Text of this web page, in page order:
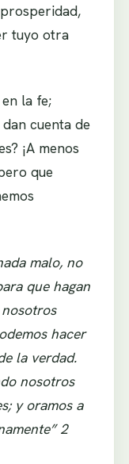
tuyo otra
la fe;
cuenta de
¡A menos
que
malo, no
que hagan
hacer
la verdad.
nosotros
y oramos a
2